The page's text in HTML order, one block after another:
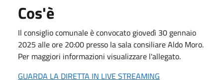
Cos'è
Il consiglio comunale è convocato giovedì 30 gennaio
2025 alle ore 20:00 presso la sala consiliare Aldo Moro.
Per maggiori informazioni visualizzare l'allegato.
GUARDA LA DIRETTA IN LIVE STREAMING